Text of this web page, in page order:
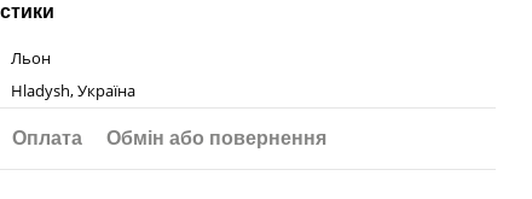
Льон
Hladysh, Україна
Оплата Обмін або повернення